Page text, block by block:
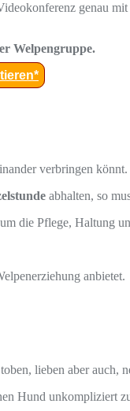
genau
Welpengruppe.
verbringen könnt.
abhalten, so
die Pflege, Haltung
anbietet.
lieben aber auch,
Hund unkompliziert